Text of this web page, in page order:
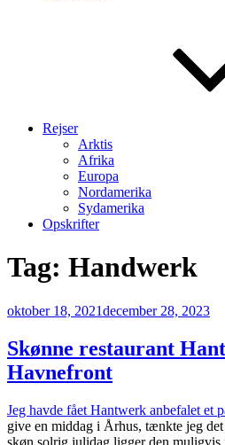
Rejser
Arktis
Afrika
Europa
Nordamerika
Sydamerika
Opskrifter
Tag: Handwerk
Udgivet
oktober 18, 2021december 28, 2023
Skønne restaurant
Havnefront
Jeg havde fået Hantwerk anbefalet et
give en middag i Århus, tænkte jeg
skøn solrig julidag ligger den muligvis